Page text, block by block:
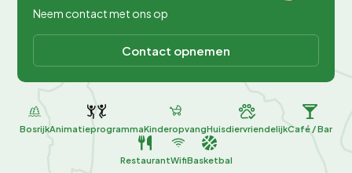
Neem contact met ons op
Contact opnemen
BosrijkAnimatieprogrammaKinderopvangHuisdiervriendelijkCafé / Bar
RestaurantWifiBasketbal